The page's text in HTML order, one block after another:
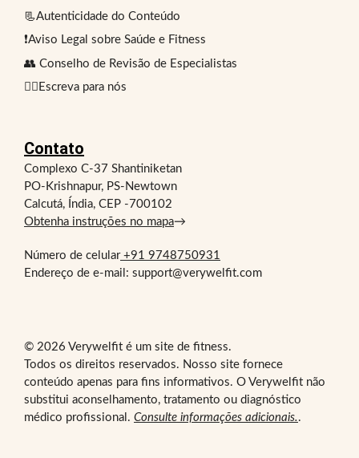
📃Autenticidade do Conteúdo
❗Aviso Legal sobre Saúde e Fitness
👥 Conselho de Revisão de Especialistas
✍🏻Escreva para nós
Contato
Complexo C-37 Shantiniketan
PO-Krishnapur, PS-Newtown
Calcutá, Índia, CEP -700102
Obtenha instruções no mapa→
Número de celular+91 9748750931
Endereço de e-mail: support@verywelfit.com
© 2026 Verywelfit é um site de fitness.
Todos os direitos reservados. Nosso site fornece
conteúdo apenas para fins informativos. O Verywelfit não
substitui aconselhamento, tratamento ou diagnóstico
médico profissional. Consulte informações adicionais..